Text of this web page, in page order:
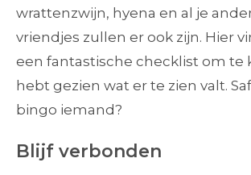
wrattenzwijn, hyena en al je
vriendjes zullen er ook zijn. Hier
een fantastische checklist om te
hebt gezien wat er te zien valt.
bingo iemand?
Blijf verbonden